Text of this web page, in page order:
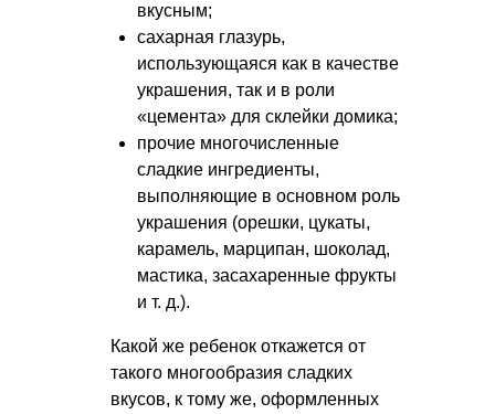
вкусным;
сахарная глазурь,
использующаяся как в качестве
украшения, так и в роли
«цемента» для склейки домика;
прочие многочисленные
сладкие ингредиенты,
выполняющие в основном роль
украшения (орешки, цукаты,
карамель, марципан, шоколад,
мастика, засахаренные фрукты
и т. д.).
Какой же ребенок откажется от
такого многообразия сладких
вкусов, к тому же, оформленных